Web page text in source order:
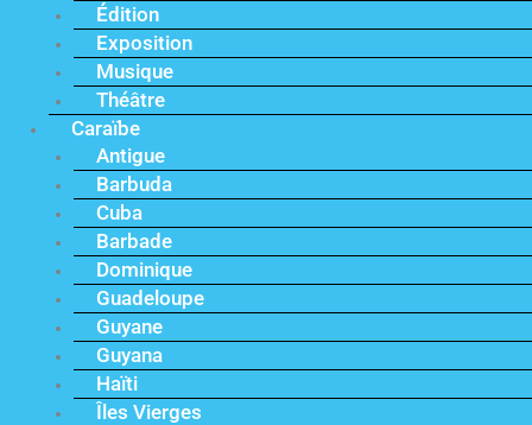
Édition
Exposition
Musique
Théâtre
Caraïbe
Antigue
Barbuda
Cuba
Barbade
Dominique
Guadeloupe
Guyane
Guyana
Haïti
Îles Vierges